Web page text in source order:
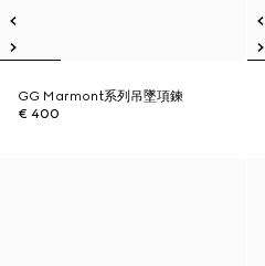
GG Marmont系列吊墜項鍊
€ 400